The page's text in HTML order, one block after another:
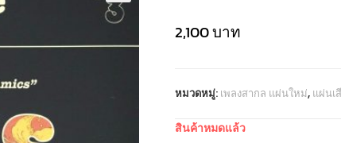
2,100บาท
หมวดหมู่: เพลงสากล แผ่นใหม่, แผ่นเ
สินค้าหมดแล้ว